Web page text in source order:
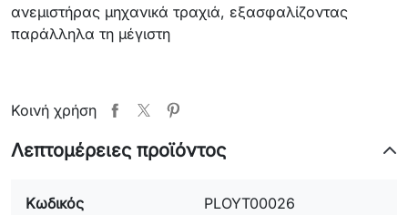
ανεμιστήρας μηχανικά τραχιά, εξασφαλίζοντας
παράλληλα τη μέγιστη
Κοινή χρήση
Λεπτομέρειες προϊόντος
Κωδικός PLOYT00026